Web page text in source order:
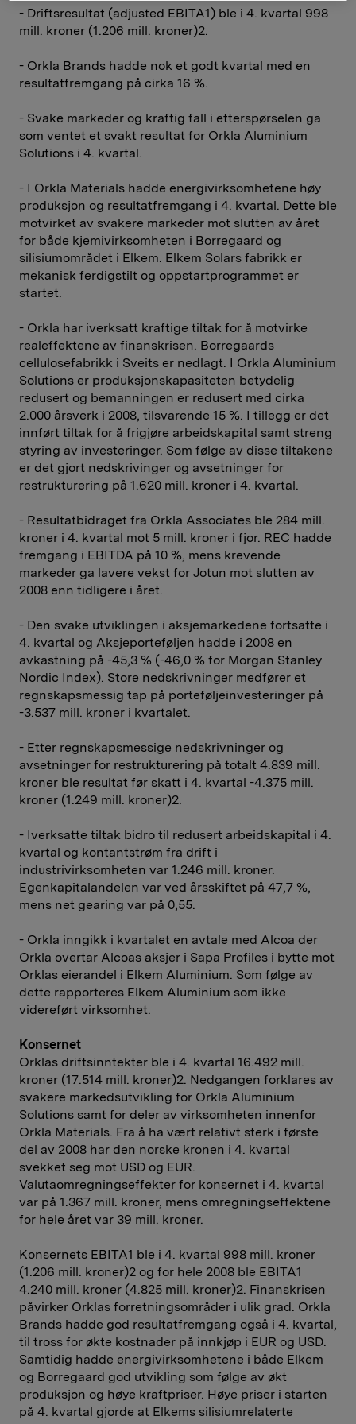
- Driftsresultat (adjusted EBITA1) ble i 4. kvartal 998
mill. kroner (1.206 mill. kroner)2.
- Orkla Brands hadde nok et godt kvartal med en
resultatfremgang på cirka 16 %.
- Svake markeder og kraftig fall i etterspørselen ga
som ventet et svakt resultat for Orkla Aluminium
Solutions i 4. kvartal.
- I Orkla Materials hadde energivirksomhetene høy
produksjon og resultatfremgang i 4. kvartal. Dette ble
motvirket av svakere markeder mot slutten av året
for både kjemivirksomheten i Borregaard og
silisiumområdet i Elkem. Elkem Solars fabrikk er
mekanisk ferdigstilt og oppstartprogrammet er
startet.
- Orkla har iverksatt kraftige tiltak for å motvirke
realeffektene av finanskrisen. Borregaards
cellulosefabrikk i Sveits er nedlagt. I Orkla Aluminium
Solutions er produksjonskapasiteten betydelig
redusert og bemanningen er redusert med cirka
2.000 årsverk i 2008, tilsvarende 15 %. I tillegg er det
innført tiltak for å frigjøre arbeidskapital samt streng
styring av investeringer. Som følge av disse tiltakene
er det gjort nedskrivinger og avsetninger for
restrukturering på 1.620 mill. kroner i 4. kvartal.
- Resultatbidraget fra Orkla Associates ble 284 mill.
kroner i 4. kvartal mot 5 mill. kroner i fjor. REC hadde
fremgang i EBITDA på 10 %, mens krevende
markeder ga lavere vekst for Jotun mot slutten av
2008 enn tidligere i året.
- Den svake utviklingen i aksjemarkedene fortsatte i
4. kvartal og Aksjeporteføljen hadde i 2008 en
avkastning på -45,3 % (-46,0 % for Morgan Stanley
Nordic Index). Store nedskrivninger medfører et
regnskapsmessig tap på porteføljeinvesteringer på
-3.537 mill. kroner i kvartalet.
- Etter regnskapsmessige nedskrivninger og
avsetninger for restrukturering på totalt 4.839 mill.
kroner ble resultat før skatt i 4. kvartal -4.375 mill.
kroner (1.249 mill. kroner)2.
- Iverksatte tiltak bidro til redusert arbeidskapital i 4.
kvartal og kontantstrøm fra drift i
industrivirksomheten var 1.246 mill. kroner.
Egenkapitalandelen var ved årsskiftet på 47,7 %,
mens net gearing var på 0,55.
- Orkla inngikk i kvartalet en avtale med Alcoa der
Orkla overtar Alcoas aksjer i Sapa Profiles i bytte mot
Orklas eierandel i Elkem Aluminium. Som følge av
dette rapporteres Elkem Aluminium som ikke
videreført virksomhet.
Konsernet
Orklas driftsinntekter ble i 4. kvartal 16.492 mill.
kroner (17.514 mill. kroner)2. Nedgangen forklares av
svakere markedsutvikling for Orkla Aluminium
Solutions samt for deler av virksomheten innenfor
Orkla Materials. Fra å ha vært relativt sterk i første
del av 2008 har den norske kronen i 4. kvartal
svekket seg mot USD og EUR.
Valutaomregningseffekter for konsernet i 4. kvartal
var på 1.367 mill. kroner, mens omregningseffektene
for hele året var 39 mill. kroner.
Konsernets EBITA1 ble i 4. kvartal 998 mill. kroner
(1.206 mill. kroner)2 og for hele 2008 ble EBITA1
4.240 mill. kroner (4.825 mill. kroner)2. Finanskrisen
påvirker Orklas forretningsområder i ulik grad. Orkla
Brands hadde god resultatfremgang også i 4. kvartal,
til tross for økte kostnader på innkjøp i EUR og USD.
Samtidig hadde energivirksomhetene i både Elkem
og Borregaard god utvikling som følge av økt
produksjon og høye kraftpriser. Høye priser i starten
på 4. kvartal gjorde at Elkems silisiumrelaterte